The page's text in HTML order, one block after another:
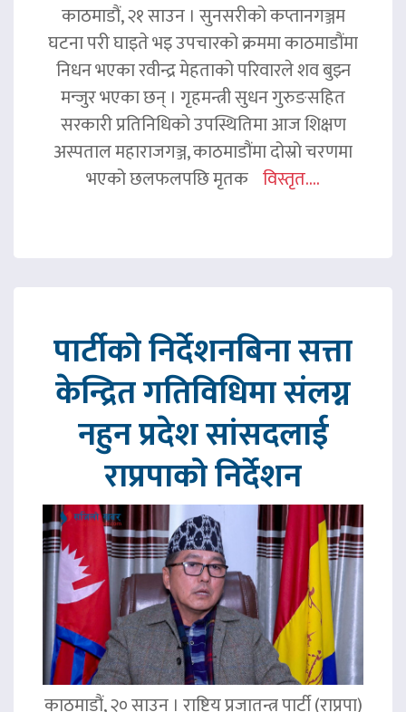
काठमाडौं, २१ साउन । सुनसरीको कप्तानगञ्जम
घटना परी घाइते भइ उपचारको क्रममा काठमाडौंमा
निधन भएका रवीन्द्र मेहताको परिवारले शव बुझ्न
मन्जुर भएका छन् । गृहमन्त्री सुधन गुरुङसहित
सरकारी प्रतिनिधिको उपस्थितिमा आज शिक्षण
अस्पताल महाराजगञ्ज, काठमाडौंमा दोस्रो चरणमा
भएको छलफलपछि मृतक विस्तृत....
पार्टीको निर्देशनबिना सत्ता
केन्द्रित गतिविधिमा संलग्न
नहुन प्रदेश सांसदलाई
राप्रपाको निर्देशन
काठमाडौं, २० साउन । राष्ट्रिय प्रजातन्त्र पार्टी (राप्रपा)